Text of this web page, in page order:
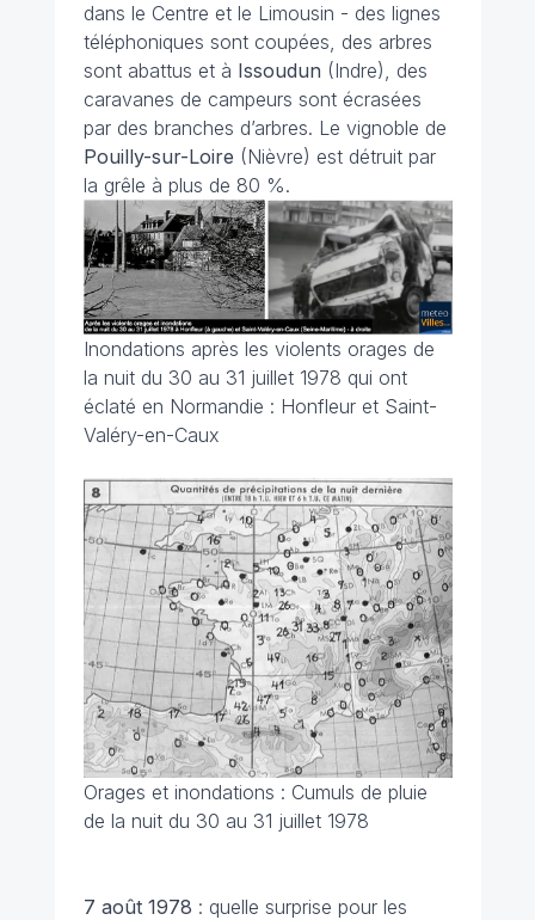
dans le Centre et le Limousin - des lignes
téléphoniques sont coupées, des arbres
sont abattus et à Issoudun (Indre), des
caravanes de campeurs sont écrasées
par des branches d’arbres. Le vignoble de
Pouilly-sur-Loire (Nièvre) est détruit par
la grêle à plus de 80 %.
Inondations après les violents orages de
la nuit du 30 au 31 juillet 1978 qui ont
éclaté en Normandie : Honfleur et Saint-
Valéry-en-Caux
Orages et inondations : Cumuls de pluie
de la nuit du 30 au 31 juillet 1978
7 août 1978 : quelle surprise pour les